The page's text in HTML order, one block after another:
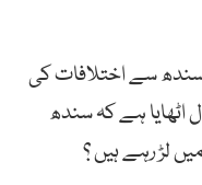
سندھ سے اختلافات کی
ہے کہ سندھ
لڑ رہے ہیں ؟